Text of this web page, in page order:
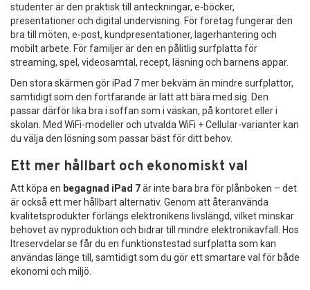
studenter är den praktisk till anteckningar, e-böcker,
presentationer och digital undervisning. För företag fungerar den
bra till möten, e-post, kundpresentationer, lagerhantering och
mobilt arbete. För familjer är den en pålitlig surfplatta för
streaming, spel, videosamtal, recept, läsning och barnens appar.
Den stora skärmen gör iPad 7 mer bekväm än mindre surfplattor,
samtidigt som den fortfarande är lätt att bära med sig. Den
passar därför lika bra i soffan som i väskan, på kontoret eller i
skolan. Med WiFi-modeller och utvalda WiFi + Cellular-varianter kan
du välja den lösning som passar bäst för ditt behov.
Ett mer hållbart och ekonomiskt val
Att köpa en begagnad iPad 7är inte bara bra för plånboken – det
är också ett mer hållbart alternativ. Genom att återanvända
kvalitetsprodukter förlängs elektronikens livslängd, vilket minskar
behovet av nyproduktion och bidrar till mindre elektronikavfall. Hos
Itreservdelar.se får du en funktionstestad surfplatta som kan
användas länge till, samtidigt som du gör ett smartare val för både
ekonomi och miljö.